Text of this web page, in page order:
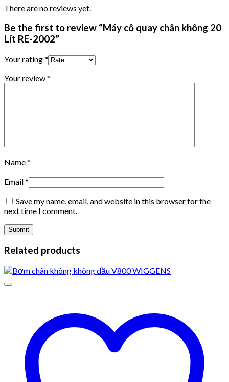
There are no reviews yet.
Be the first to review “Máy cô quay chân không 20
Lít RE-2002”
Your rating*
Your review*
Name*
Email*
Save my name, email, and website in this browser for the
next time I comment.
Related products